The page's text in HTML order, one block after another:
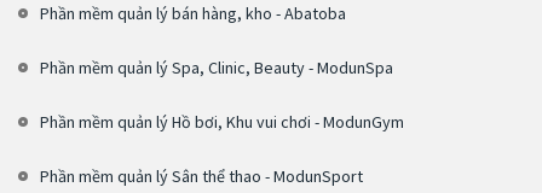
Phần mềm quản lý bán hàng, kho - Abatoba
Phần mềm quản lý Spa, Clinic, Beauty - ModunSpa
Phần mềm quản lý Hồ bơi, Khu vui chơi - ModunGym
Phần mềm quản lý Sân thể thao - ModunSport